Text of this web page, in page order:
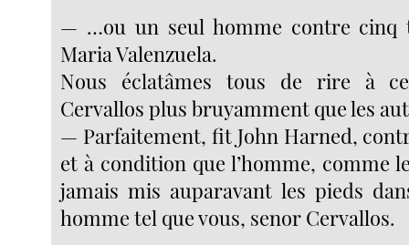
— …ou un seul homme contre cinq
Maria Valenzuela.
Nous éclatâmes tous de rire à
Cervallos plus bruyamment que les
— Parfaitement, fit John Harned,
et à condition que l’homme, comme
jamais mis auparavant les pieds
homme tel que vous, senor Cervallos.